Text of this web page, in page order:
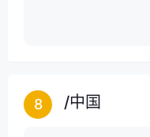
8 /中国